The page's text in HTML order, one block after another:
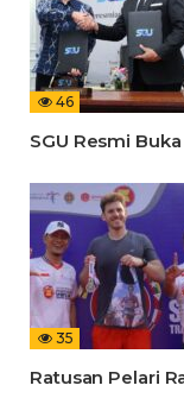
46
SGU Resmi
35
Ratusan Pelari